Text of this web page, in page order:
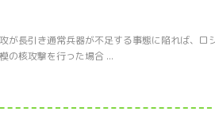
が長引き通常兵器が不足する事態に陥れば、ロ
の核攻撃を行った場合 ...